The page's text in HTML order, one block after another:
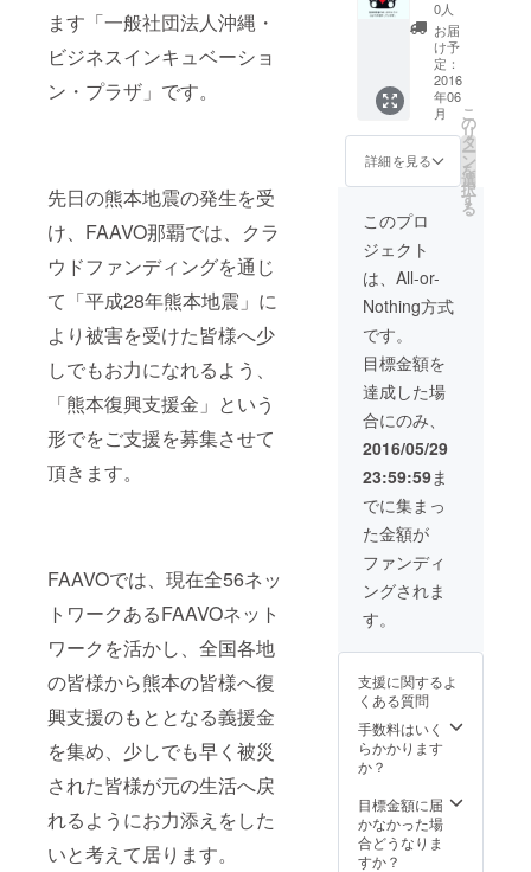
ます「一般社団法人沖縄・
ビジネスインキュベーショ
ン・プラザ」です。
先日の熊本地震の発生を受
け、FAAVO那覇では、クラ
ウドファンディングを通じ
て「平成28年熊本地震」に
より被害を受けた皆様へ少
しでもお力になれるよう、
「熊本復興支援金」という
形でをご支援を募集させて
頂きます。
FAAVOでは、現在全56ネッ
トワークあるFAAVOネット
ワークを活かし、全国各地
の皆様から熊本の皆様へ復
興支援のもととなる義援金
を集め、少しでも早く被災
された皆様が元の生活へ戻
れるようにお力添えをした
いと考えて居ります。
地域プラッ
トフォーム
じ、女性の
起業応援や
起業サポー
す。
このたび、
早期離職し
た若者たち
の新たなス
タートを応
援する活動
をはじめる
べく準備中
です！
0人
お届
け予
定：
2016
年06
月
詳細を見る
こ
の
リ
タ
ー
ン
を
選
択
す
る
このプロ
ジェクト
は、All-or-
Nothing方式
です。
目標金額を
達成した場
合にのみ、
2016/05/29
23:59:59ま
でに集まっ
た金額が
ファンディ
ングされま
す。
支援に関するよ
くある質問
手数料はいく
らかかります
か？
目標金額に届
かなかった場
合どうなりま
すか？